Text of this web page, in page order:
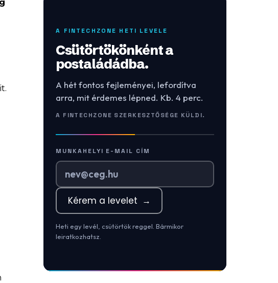
A FINTECHZONE HETI LEVELE
Csütörtökönként a
postaládádba.
A hét fontos fejleményei, lefordítva
arra, mit érdemes lépned. Kb. 4 perc.
A FINTECHZONE SZERKESZTŐSÉGE KÜLDI.
MUNKAHELYI E-MAIL CÍM
Kérem a levelet →
Heti egy levél, csütörtök reggel. Bármikor
leiratkozhatsz.